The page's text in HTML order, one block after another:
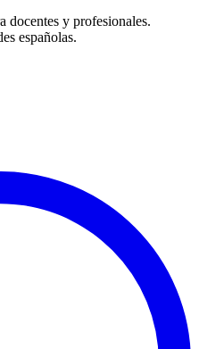
docentes y profesionales.
españolas.